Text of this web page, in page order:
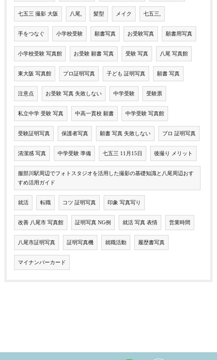
七五三 撮影 大阪 八尾, 髪型 メイク 七五三,
手をつなぐ 小学校受験 願書写真 お受験写真 願書用写真
小学校受験 写真館 お受験 願書 写真 受験 写真 八尾 写真館
東大阪 写真館 プロ証明写真 子ども 証明写真 願書 写真
注意点 お受験 写真 失敗しない 中学受験 受験票
私立中学 受験 写真 中高一貫校 願書 中学受験 写真館
受験証明写真 保護者写真 願書 写真 失敗しない プロ 証明写真
清潔感 写真 中学受験 準備 七五三 11月15日 後撮り メリット
服部川駅周辺でフォトスタジオを活用した撮影の基礎知識と八尾周辺おす
すめ活用ガイド
就活 転職 コツ 証明写真 印象 写真写り
改善 八尾市 写真館 証明写真 NG例 就活 写真 表情 営業時間
八尾市証明写真 証明写真機 就職活動 履歴書写真
マイナンバーカード